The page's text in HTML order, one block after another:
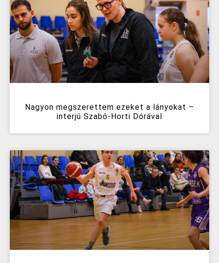
Nagyon megszerettem ezeket a lányokat –
interjú Szabó-Horti Dórával